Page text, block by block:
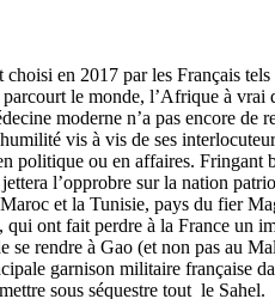
en 2017 par les Français tels
le monde, l’Afrique à
moderne n’a pas encore de
vis à vis de ses
ou en affaires.
l’opprobre sur la nation
et la Tunisie, pays du fier
ont fait perdre à la France un
rendre à Gao (et non pas au
garnison militaire française
sous séquestre tout le Sahel.